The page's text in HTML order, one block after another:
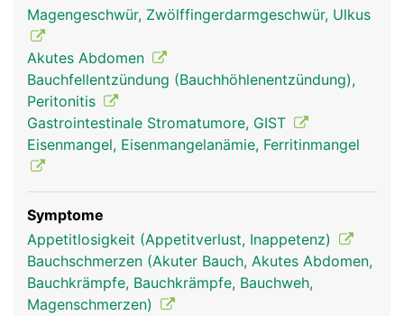
Magengeschwür, Zwölffingerdarmgeschwür, Ulkus
Akutes Abdomen
Bauchfellentzündung (Bauchhöhlenentzündung),
Peritonitis
Gastrointestinale Stromatumore, GIST
Eisenmangel, Eisenmangelanämie, Ferritinmangel
Symptome
Appetitlosigkeit (Appetitverlust, Inappetenz)
Bauchschmerzen (Akuter Bauch, Akutes Abdomen,
Bauchkrämpfe, Bauchkrämpfe, Bauchweh,
Magenschmerzen)